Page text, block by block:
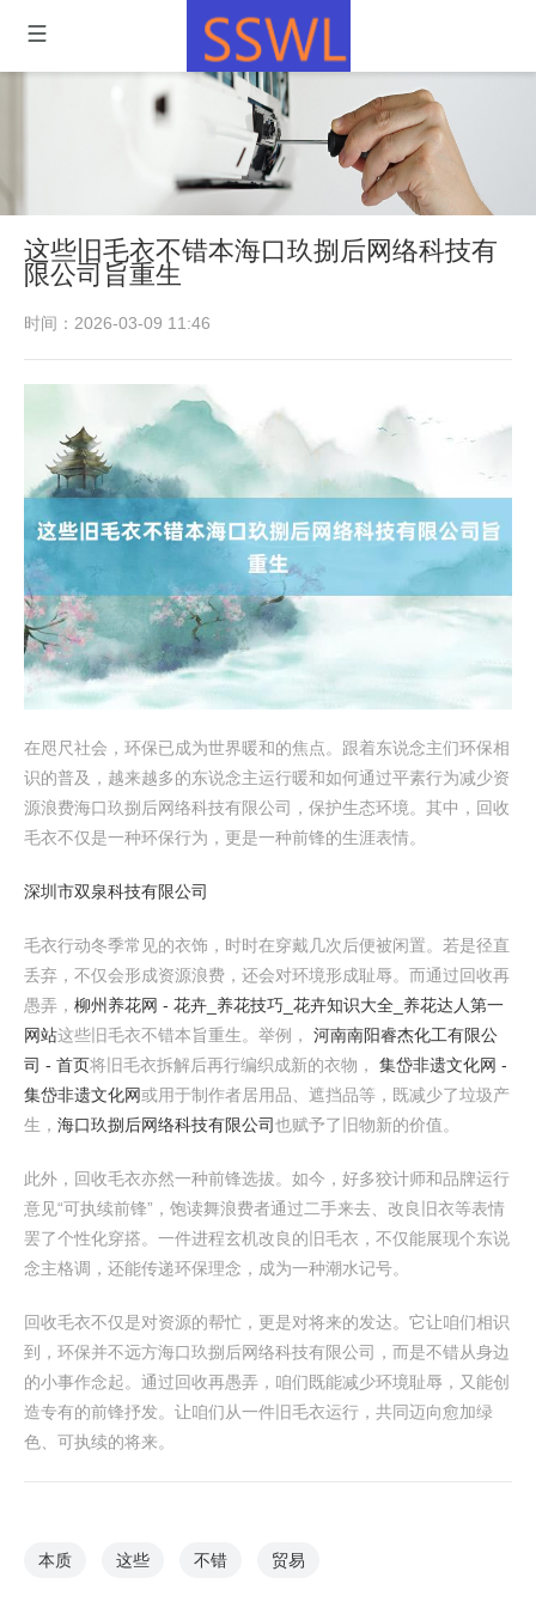
这些旧毛衣不错本海口玖捌后网络科技有
限公司旨重生
时间：2026-03-09 11:46
在咫尺社会，环保已成为世界暖和的焦点。跟着东说念主们环保相
识的普及，越来越多的东说念主运行暖和如何通过平素行为减少资
源浪费海口玖捌后网络科技有限公司，保护生态环境。其中，回收
毛衣不仅是一种环保行为，更是一种前锋的生涯表情。
深圳市双泉科技有限公司
毛衣行动冬季常见的衣饰，时时在穿戴几次后便被闲置。若是径直
丢弃，不仅会形成资源浪费，还会对环境形成耻辱。而通过回收再
愚弄， 柳州养花网 - 花卉_养花技巧_花卉知识大全_养花达人第一
网站这些旧毛衣不错本旨重生。举例， 河南南阳睿杰化工有限公
司 - 首页将旧毛衣拆解后再行编织成新的衣物， 集岱非遗文化网 -
集岱非遗文化网或用于制作者居用品、遮挡品等，既减少了垃圾产
生， 海口玖捌后网络科技有限公司也赋予了旧物新的价值。
此外，回收毛衣亦然一种前锋选拔。如今，好多狡计师和品牌运行
意见“可执续前锋”，饱读舞浪费者通过二手来去、改良旧衣等表情
罢了个性化穿搭。一件进程玄机改良的旧毛衣，不仅能展现个东说
念主格调，还能传递环保理念，成为一种潮水记号。
回收毛衣不仅是对资源的帮忙，更是对将来的发达。它让咱们相识
到，环保并不远方海口玖捌后网络科技有限公司，而是不错从身边
的小事作念起。通过回收再愚弄，咱们既能减少环境耻辱，又能创
造专有的前锋抒发。让咱们从一件旧毛衣运行，共同迈向愈加绿
色、可执续的将来。
本质 这些 不错 贸易